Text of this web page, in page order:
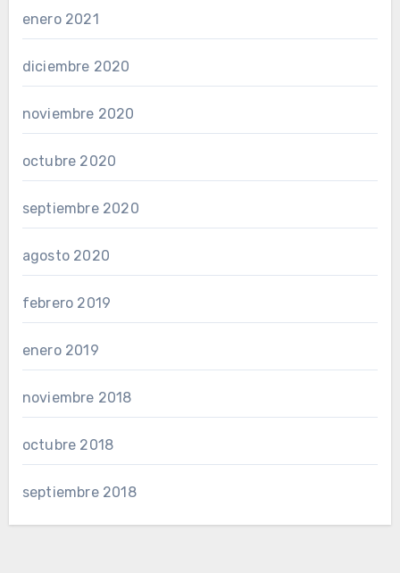
enero 2021
diciembre 2020
noviembre 2020
octubre 2020
septiembre 2020
agosto 2020
febrero 2019
enero 2019
noviembre 2018
octubre 2018
septiembre 2018